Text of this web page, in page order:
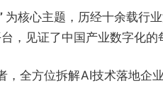
为核心主题，历经十余载行
，见证了中国产业数字化的
全方位拆解AI技术落地企